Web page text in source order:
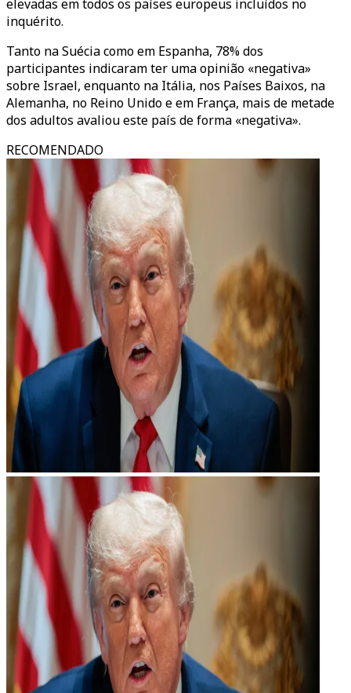
elevadas em todos os países europeus incluídos no
inquérito.
Tanto na Suécia como em Espanha, 78% dos
participantes indicaram ter uma opinião «negativa»
sobre Israel, enquanto na Itália, nos Países Baixos, na
Alemanha, no Reino Unido e em França, mais de metade
dos adultos avaliou este país de forma «negativa».
RECOMENDADO